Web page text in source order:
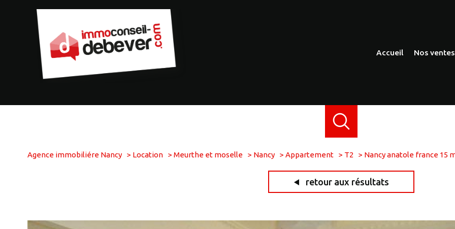
accueil nos ventes
immeubles
Agence immobiliére Nancy Location Meurthe et moselle Nancy Appartement T2 Nancy anatole france 15
retour aux résultats